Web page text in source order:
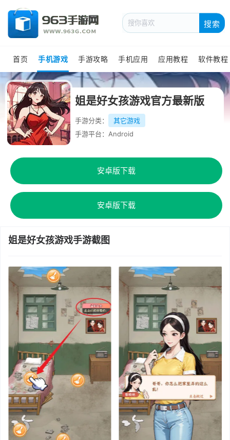
搜索
首页 手机游戏 手游攻略 手机应用 应用教程 软件教程
姐是好女孩游戏官方最新版
手游分类：
其它游戏
手游平台：Android
安卓版下载
安卓版下载
姐是好女孩游戏手游截图